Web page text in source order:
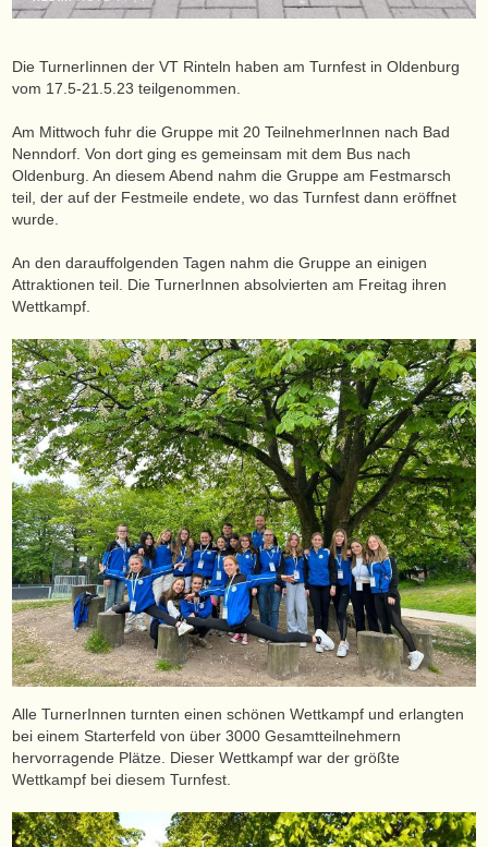
Die TurnerIinnen der VT Rinteln haben am Turnfest in Oldenburg
vom 17.5-21.5.23 teilgenommen.
Am Mittwoch fuhr die Gruppe mit 20 TeilnehmerInnen nach Bad
Nenndorf. Von dort ging es gemeinsam mit dem Bus nach
Oldenburg. An diesem Abend nahm die Gruppe am Festmarsch
teil, der auf der Festmeile endete, wo das Turnfest dann eröffnet
wurde.
An den darauffolgenden Tagen nahm die Gruppe an einigen
Attraktionen teil. Die TurnerInnen absolvierten am Freitag ihren
Wettkampf.
Alle TurnerInnen turnten einen schönen Wettkampf und erlangten
bei einem Starterfeld von über 3000 Gesamtteilnehmern
hervorragende Plätze. Dieser Wettkampf war der größte
Wettkampf bei diesem Turnfest.